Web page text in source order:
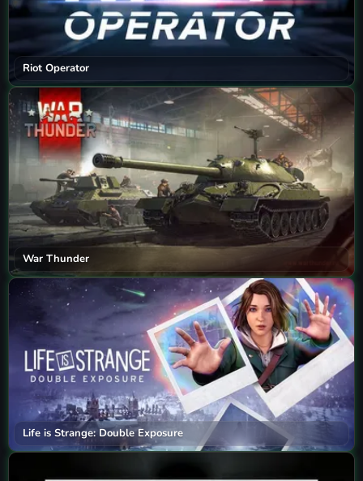
Riot Operator
War Thunder
Life is Strange: Double Exposure